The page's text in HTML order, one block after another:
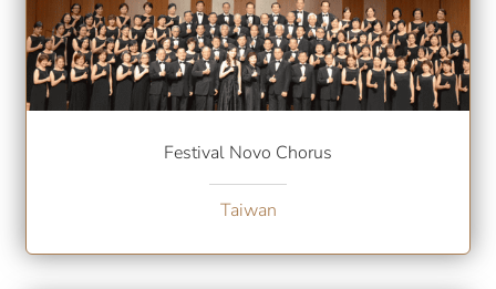
Festival Novo Chorus
Taiwan